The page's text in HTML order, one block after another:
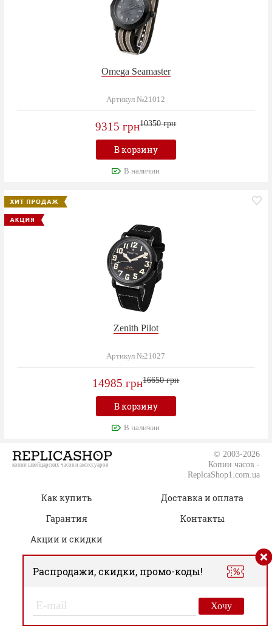
Omega Seamaster
Артикул №21012
9315 грн10350 грн
В корзину
В наличии
Zenith Pilot
Артикул №21027
14985 грн16650 грн
В корзину
В наличии
копии швейцарских часов и аксессуаров
© 2003-2026
Копии часов -
ReplcaShop1.com.ua
Как купить
Доставка и оплата
Гарантия
Контакты
Акции и скидки
(050) 805-76-96
Вс. Только онлайн-заказы
Распродажи, скидки, промо-коды!
Хочу